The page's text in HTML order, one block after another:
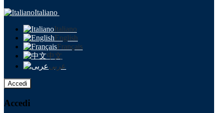
Italiano
Italiano
English
Français
中文
عربى
Accedi
Accedi